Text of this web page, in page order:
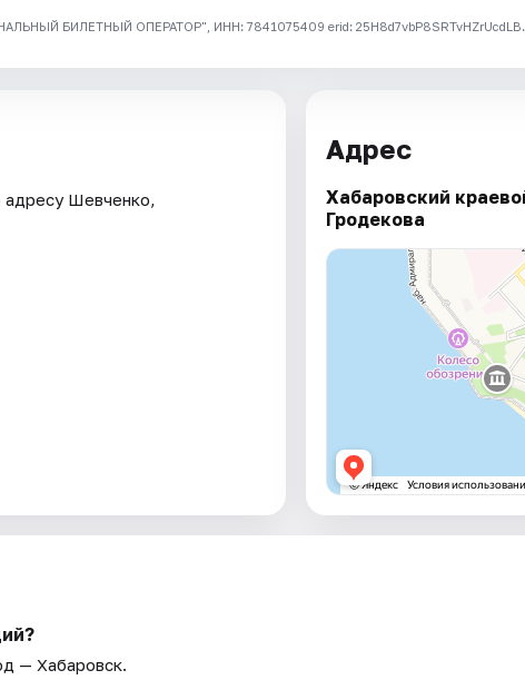
БИЛЕТНЫЙ ОПЕРАТОР", ИНН: 7841075409 erid: 25H8d7vbP8SRTvHZrUcdLB.
адресу Шевченко,
Адрес
Хабаровский
Гродекова
— Хабаровск.